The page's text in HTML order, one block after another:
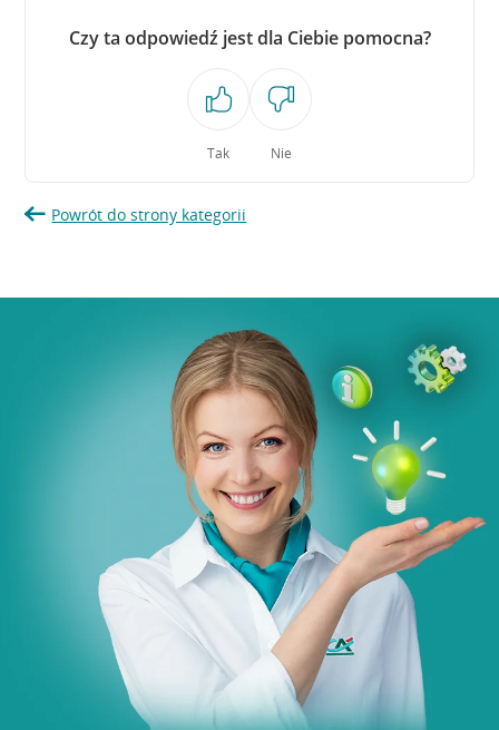
Czy ta odpowiedź jest dla Ciebie pomocna?
Tak Nie
Powrót do strony kategorii